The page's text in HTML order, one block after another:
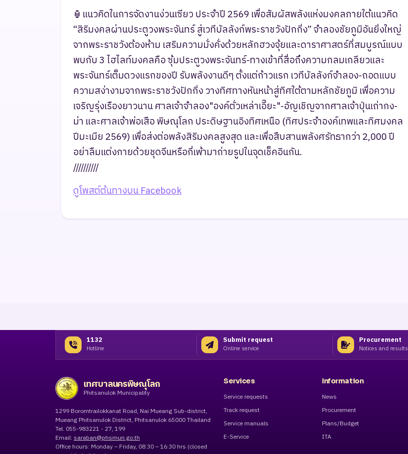
🏮แนวคิดในการจัดงานง่วนเซียว ประจำปี 2569 เพื่อสัมผัสพลังแห่งมงคลภายใต้แนวคิด
“สิริมงคลผ่านประตูวงพระจันทร์ สู่เวทีบัลลังก์พระราชวังปักกิ่ง” จำลองชัยภูมิอันยิ่งใหญ่
จากพระราชวังต้องห้าม เสริมความมั่งคั่งด้วยหลักฮวงจุ้ยและดาราศาสตร์ที่สมบูรณ์แบบ
พบกับ 3 ไฮไลท์มงคลคือ ซุ้มประตูวงพระจันทร์-ทางเข้าที่สื่อถึงความกลมเกลียวและ
พระจันทร์เต็มดวงแรกของปี รับพลังงานดีๆ ตั้งแต่ก้าวแรก เวทีบัลลังก์จำลอง-ถอดแบบ
ความสง่างามจากพระราชวังปักกิ่ง วางทิศทางหันหน้าสู่ทิศใต้ตามหลักชัยภูมิ เพื่อความ
เจริญรุ่งเรืองยาวนาน ศาลเจ้าจำลอง"องค์ตั่วเหล่าเอี๊ยะ"-อัญเชิญจากศาลเจ้าปุ่นเถ่ากง-
ม่า และศาลเจ้าพ่อเสือ พิษณุโลก ประดิษฐานอิงทิศเหนือ (ทิศประจำองค์เทพและทิศมงคล
ปีมะเมีย 2569) เพื่อส่งต่อพลังสิริมงคลสูงสุด และเพื่อสืบสานพลังศรัทธากว่า 2,000 ปี
อย่าลืมแต่งกายด้วยชุดจีนหรือกี่เพ้ามาถ่ายรูปในจุดเช็คอินกัน.
//////////
ดูโพสต์ต้นทางบน Facebook
1132
Hotline
Submit request
Online service
Procurement
Notices and results
เทศบาลนครพิษณุโลก
Phitsanulok Municipality
1299 Boromtrailokkanat Road, Nai Mueang Sub-district,
Mueang Phitsanulok District, Phitsanulok 65000 Thailand
Tel. 055-983221 - 27, 199
Email: saraban@phsmun.go.th
Office hours: Monday – Friday, 08:30 – 16:30 hrs (closed
Services
Service requests
Track request
Service manuals
E-Service
Information
News
Procurement
Plans/Budget
ITA